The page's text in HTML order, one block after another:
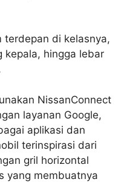
terdepan di kelasnya,
kepala, hingga lebar
NissanConnect
layanan Google,
aplikasi dan
terinspirasi dari
gril horizontal
yang membuatnya